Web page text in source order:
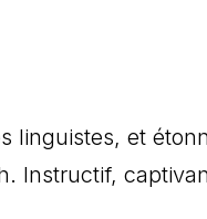
linguistes, et
Instructif,